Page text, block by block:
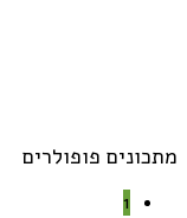
מתכונים פופולרים
1